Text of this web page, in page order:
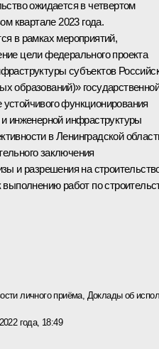
ожидается в четвертом
квартале 2023 года.
в рамках мероприятий,
цели федерального проекта
субъектов
образований)» государственной
функционирования
инженерной инфраструктуры
в Ленинградской
заключения
и разрешения на
выполнению работ по
личного приёма, Доклады об
года, 18:49